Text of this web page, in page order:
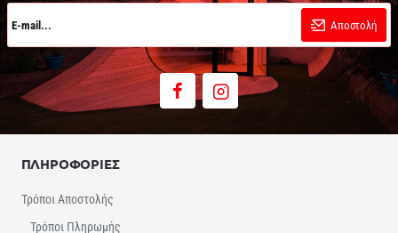
mail...
Αποστολή
ΠΛΗΡΟΦΟΡΙΕΣ
Τρόποι Αποστολής
Τρόποι Πληρωμής